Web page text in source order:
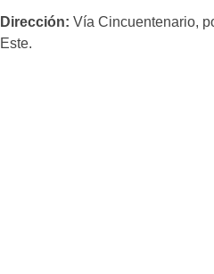
Dirección: Vía Cincuentenario,
Este.